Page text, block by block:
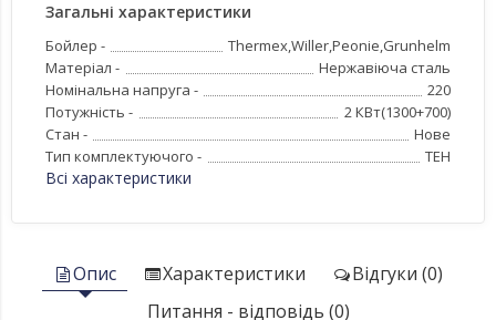
Загальні характеристики
Бойлер -
Thermex,Willer,Peonie,Grunhelm
Матеріал -
Нержавіюча сталь
Номінальна напруга -
220
Потужність -
2 КВт(1300+700)
Стан -
Нове
Тип комплектуючого -
ТЕН
Всі характеристики
Опис Характеристики
Відгуки (0)
Питання - відповідь (0)